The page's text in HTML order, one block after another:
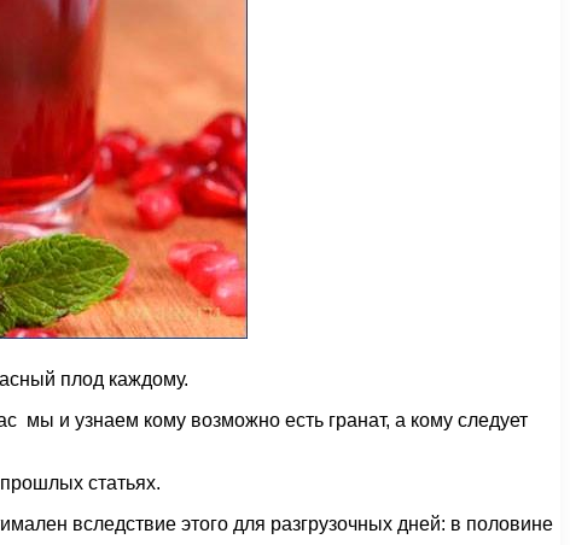
плод каждому.
мы и узнаем кому возможно есть гранат, а кому следует
статьях.
вследствие этого для разгрузочных дней: в половине